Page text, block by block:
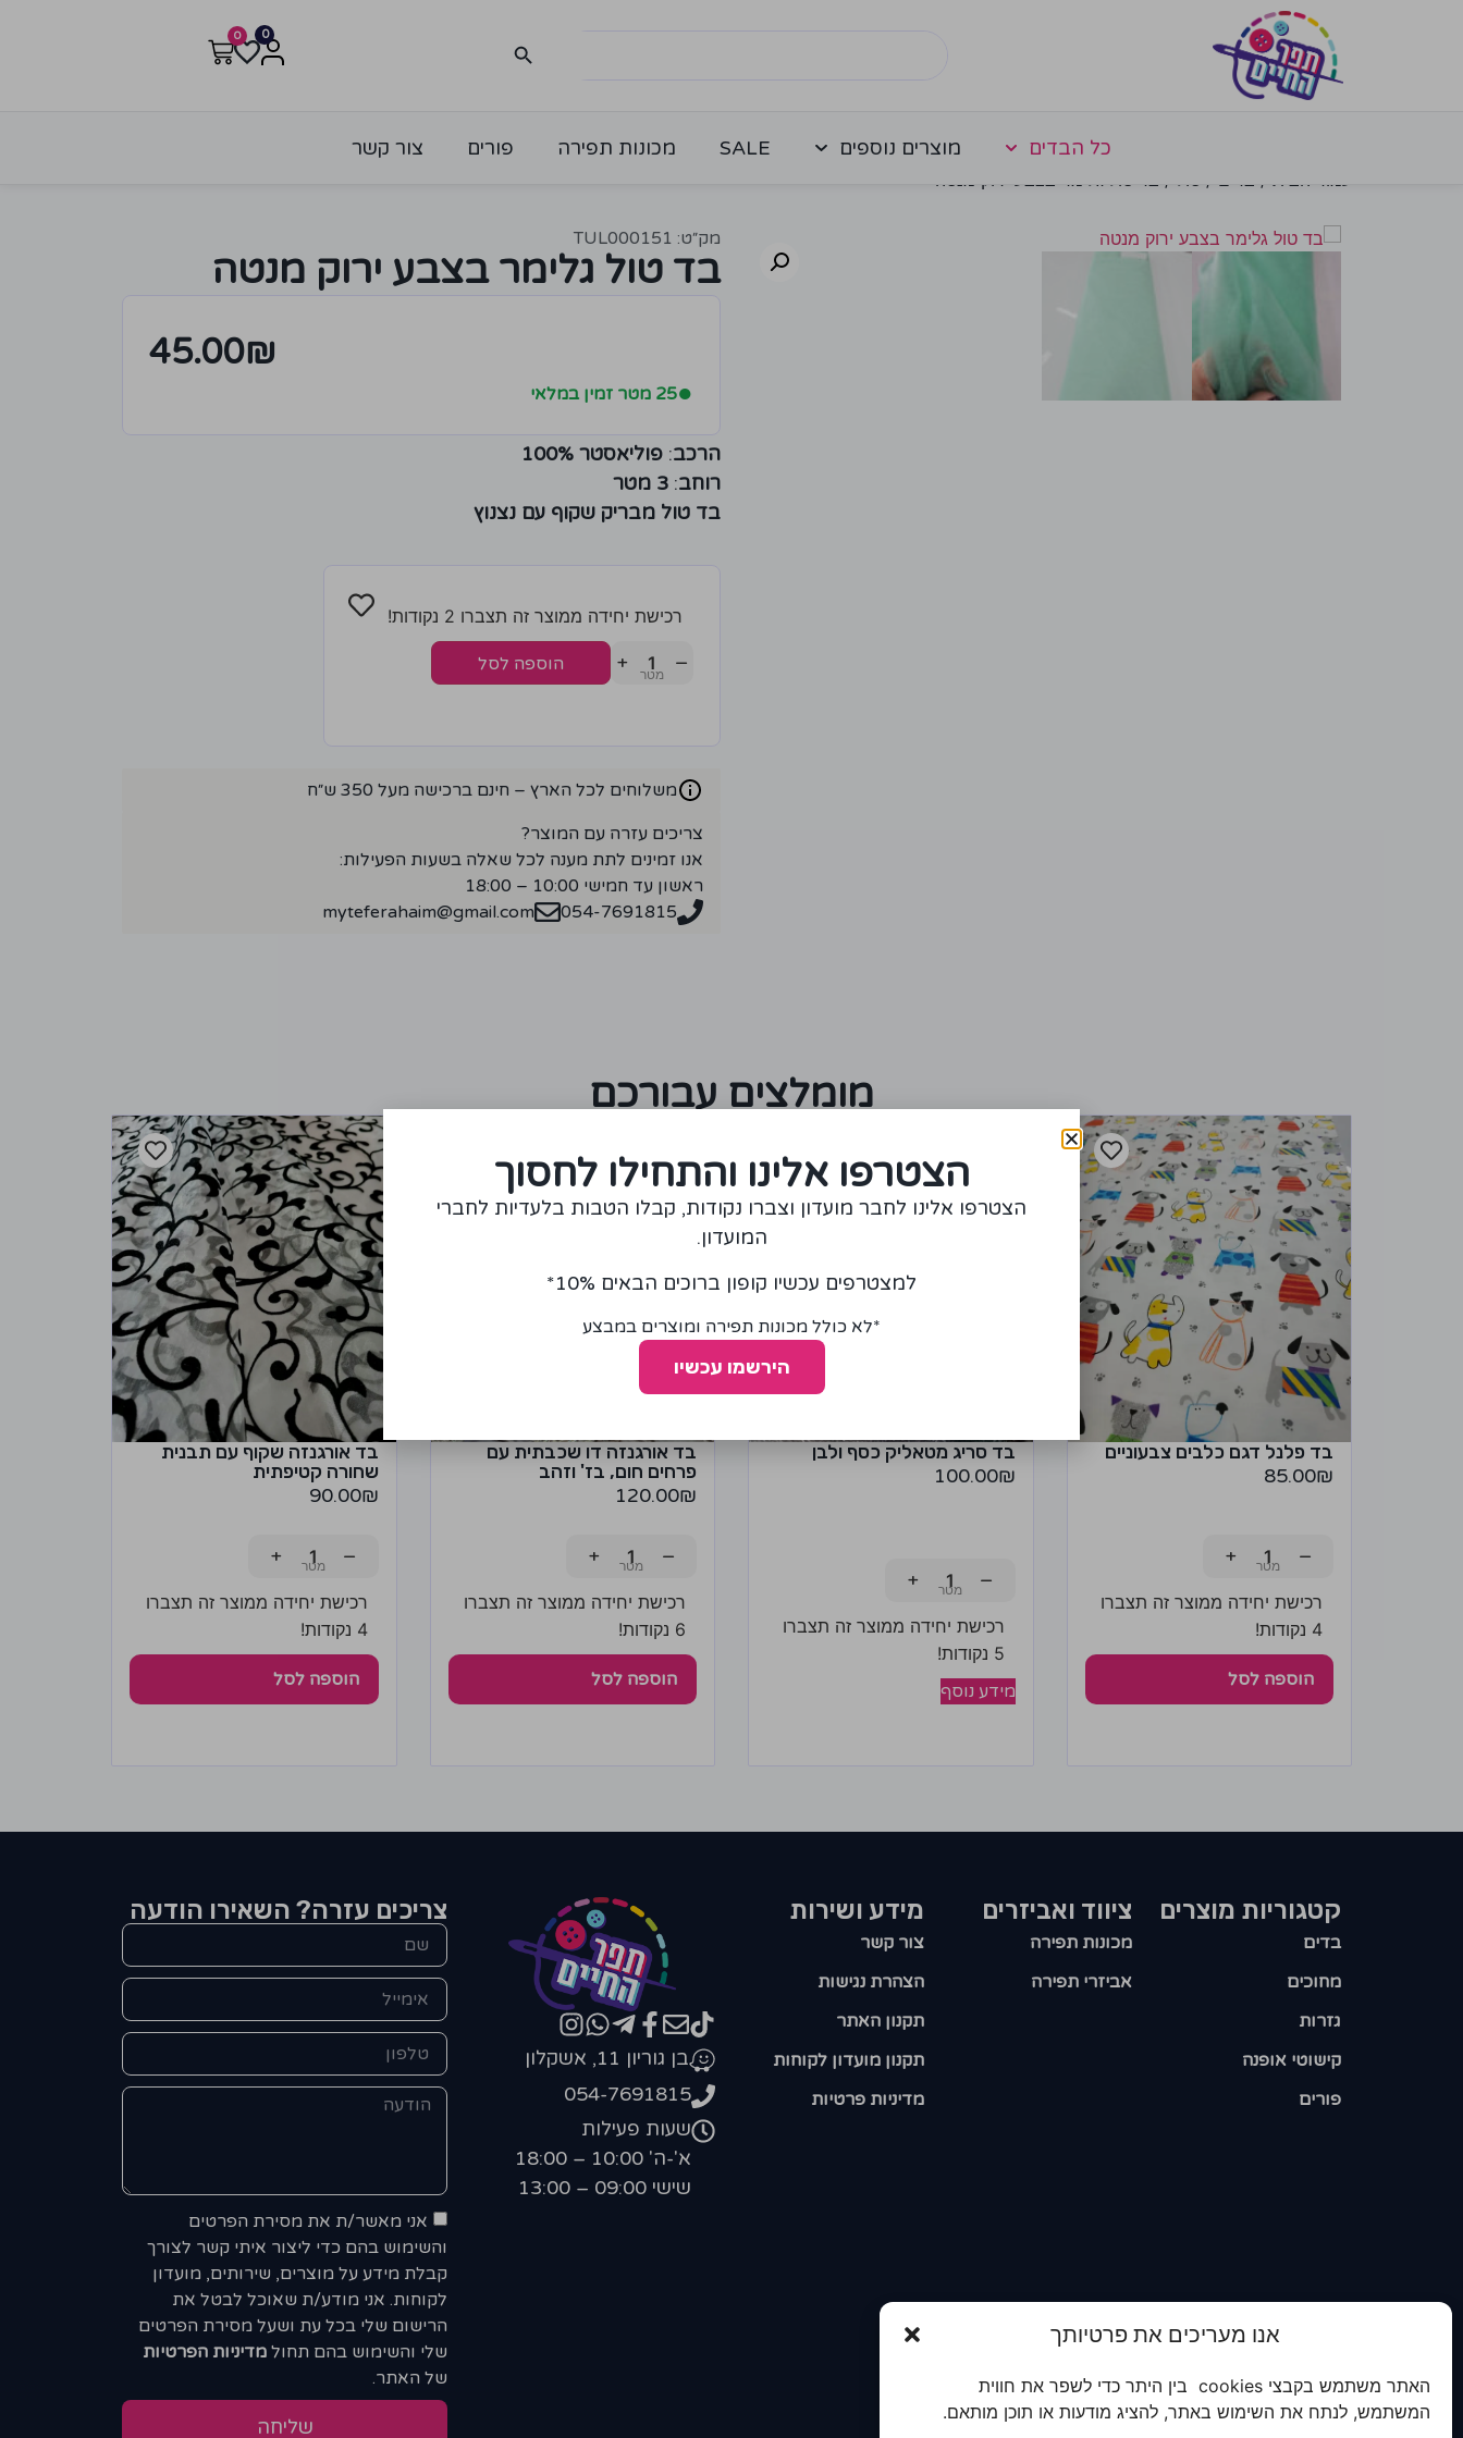
אנו מעריכים את פרטיותך
האתר משתמש בקבצי cookies בין היתר כדי לשפר את חווית
המשתמש, לנתח את השימוש באתר, להציג מודעות או תוכן מותאם.
0
0
כל הבדים מוצרים נוספים SALE מכונות תפירה פורים צור קשר
מק״ט: TUL000151
בד טול גלימר בצבע ירוק מנטה
45.00₪
●25 מטר זמין במלאי
הרכב: פוליאסטר 100%
רוחב: 3 מטר
בד טול מבריק שקוף עם נצנוץ
רכישת יחידה ממוצר זה תצברו 2 נקודות!
−
+ הוספה לסל
משלוחים לכל הארץ – חינם ברכישה מעל 350 ש״ח
צריכים עזרה עם המוצר?
אנו זמינים לתת מענה לכל שאלה בשעות הפעילות:
ראשון עד חמישי 10:00 – 18:00
054-7691815
myteferahaim@gmail.com
מומלצים עבורכם
בד פלנל דגם כלבים צבעוניים
85.00₪
−
+
רכישת יחידה ממוצר זה תצברו
4 נקודות!
הוספה לסל
בד סריג מטאליק כסף ולבן
100.00₪
−
+
רכישת יחידה ממוצר זה תצברו
5 נקודות!
מידע נוסף
בד אורגנזה דו שכבתית עם
פרחים חום, בז' וזהב
120.00₪
−
+
רכישת יחידה ממוצר זה תצברו
6 נקודות!
הוספה לסל
בד אורגנזה שקוף עם תבנית
שחורה קטיפתית
90.00₪
−
+
רכישת יחידה ממוצר זה תצברו
4 נקודות!
הוספה לסל
קטגוריות מוצרים​
בדים
מחוכים
גזרות
קישוטי אופנה
פורים
ציווד ואביזרים
מכונות תפירה
אביזרי תפירה
מידע ושירות
צור קשר
הצהרת נגישות
תקנון האתר
תקנון מועדון לקוחות
מדיניות פרטיות
בן גוריון 11, אשקלון
054-7691815
שעות פעילות
א'-ה' 10:00 – 18:00
שישי 09:00 – 13:00
צריכים עזרה? השאירו הודעה
אני מאשר/ת את מסירת הפרטים
והשימוש בהם כדי ליצור איתי קשר לצורך
קבלת מידע על מוצרים, שירותים, מועדון
לקוחות. אני מודע/ת שאוכל לבטל את
הרישום שלי בכל עת ושעל מסירת הפרטים
שלי והשימוש בהם תחול מדיניות הפרטיות
של האתר.
שליחה
הצטרפו אלינו והתחילו לחסוך
הצטרפו אלינו לחבר מועדון וצברו נקודות, קבלו הטבות בלעדיות לחברי
המועדון.
למצטרפים עכשיו קופון ברוכים הבאים 10%*
*לא כולל מכונות תפירה ומוצרים במבצע
הירשמו עכשיו